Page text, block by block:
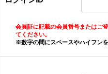
会員証に記載の会員番号またはご
てください。
※数字の間にスペースやハイフン